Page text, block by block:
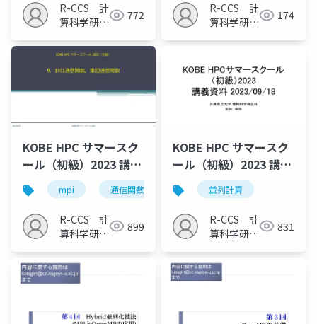
R-CCS 計
算科学研究
772
R-CCS 計
算科学研究
174
KOBE HPC サマースク
ール（初級）2023 講義
10
mpi 通信関数
R-CCS 計
算科学研究
899
KOBE HPC サマースク
ール（初級）2023 講義
1
並列計算
R-CCS 計
算科学研究
831